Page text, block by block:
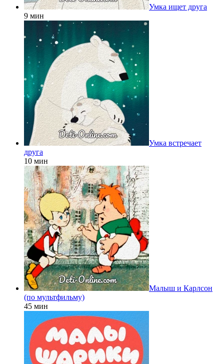
Умка ищет друга
9 мин
Умка встречает
друга
10 мин
Малыш и Карлсон
(по мультфильму)
45 мин